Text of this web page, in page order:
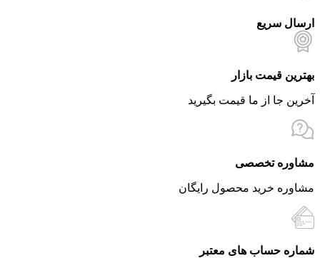
ارسال سریع
بهترین قیمت بازار
آخرین جا از ما قیمت بگیرید
مشاوره تخصصی
مشاوره خرید محصول رایگان
شماره حساب های معتبر